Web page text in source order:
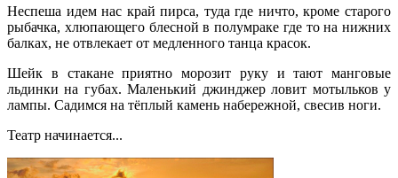
Неспеша идем нас край пирса, туда где ничто, кроме старого
рыбачка, хлюпающего блесной в полумраке где то на нижних
балках, не отвлекает от медленного танца красок.
Шейк в стакане приятно морозит руку и тают манговые
льдинки на губах. Маленький джинджер ловит мотыльков у
лампы. Садимся на тёплый камень набережной, свесив ноги.
Театр начинается...